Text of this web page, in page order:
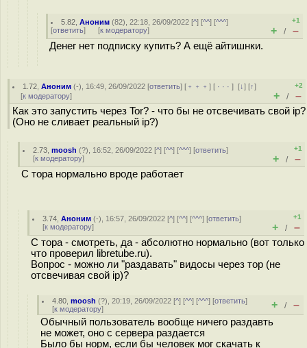
5.82 ,Аноним (82), 22:18, 26/09/2022 [^] [^^] [^^^]
[ответить] [к модератору]
+1
+ / –
Денег нет подписку купить? А ещё айтишнки.
1.72 ,Аноним (-), 16:49, 26/09/2022 [ответить] [ ﹢﹢﹢] [ · · ·][↓] [↑]
[к модератору]
+2
+ / –
Как это запустить через Tor? - что бы не отсвечивать свой ip?
(Оно не сливает реальный ip?)
2.73 ,moosh (?), 16:52, 26/09/2022 [^] [^^] [^^^] [ответить]
[к модератору]
+1
+ / –
С тора нормально вроде работает
3.74 ,Аноним (-), 16:57, 26/09/2022 [^] [^^] [^^^] [ответить]
[к модератору]
+1
+ / –
С тора - смотреть, да - абсолютно нормально (вот только
что проверил libretube.ru).
Вопрос - можно ли "раздавать" видосы через тор (не
отсвечивая свой ip)?
4.80 ,moosh (?), 20:19, 26/09/2022 [^] [^^] [^^^] [ответить]
[к модератору] + / –
Обычный пользователь вообще ничего раздавть
не может, оно с сервера раздается
Было бы норм, если бы человек мог скачать к